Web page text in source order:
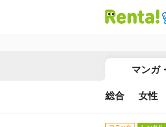
マンガ
総合 女性